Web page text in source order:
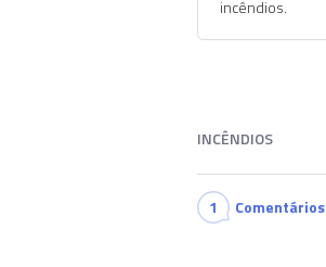
incêndios.
INCÊNDIOS
1 Comentários